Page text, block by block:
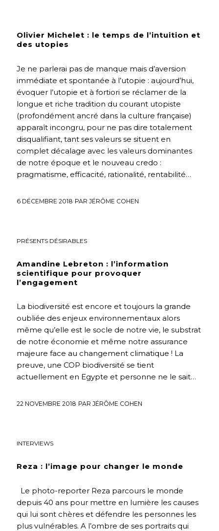
Olivier Michelet : le temps de l’intuition et
des utopies
Je ne parlerai pas de manque mais d’aversion
immédiate et spontanée à l’utopie : aujourd’hui,
évoquer l’utopie et à fortiori se réclamer de la
longue et riche tradition du courant utopiste
(profondément ancré dans la culture française)
apparaît incongru, pour ne pas dire totalement
disqualifiant, tant ses valeurs se situent en
complet décalage avec les valeurs dominantes
de notre époque et le nouveau credo :
pragmatisme, efficacité, rationalité, rentabilité…
6 DÉCEMBRE 2018 PAR JÉRÔME COHEN
PRÉSENTS DÉSIRABLES
Amandine Lebreton : l’information
scientifique pour provoquer
l’engagement
La biodiversité est encore et toujours la grande
oubliée des enjeux environnementaux alors
même qu’elle est le socle de notre vie, le substrat
de notre économie et même notre assurance
majeure face au changement climatique ! La
preuve, une COP biodiversité se tient
actuellement en Egypte et personne ne le sait…
22 NOVEMBRE 2018 PAR JÉRÔME COHEN
INTERVIEWS
Reza : l’image pour changer le monde
Le photo-reporter Reza parcours le monde
depuis 40 ans pour mettre en lumière les causes
qui lui sont chères et défendre les personnes les
plus vulnérables. A l’ombre de ses portraits qui